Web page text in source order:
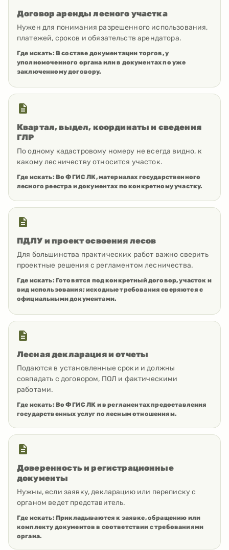
Договор аренды лесного участка
Нужен для понимания разрешенного использования,
платежей, сроков и обязательств арендатора.
Где искать: В составе документации торгов, у
уполномоченного органа или в документах по уже
заключенному договору.
Квартал, выдел, координаты и сведения
ГЛР
По одному кадастровому номеру не всегда видно, к
какому лесничеству относится участок.
Где искать: Во ФГИС ЛК, материалах государственного
лесного реестра и документах по конкретному участку.
ПДЛУ и проект освоения лесов
Для большинства практических работ важно сверить
проектные решения с регламентом лесничества.
Где искать: Готовятся под конкретный договор, участок и
вид использования; исходные требования сверяются с
официальными документами.
Лесная декларация и отчеты
Подаются в установленные сроки и должны
совпадать с договором, ПОЛ и фактическими
работами.
Где искать: Во ФГИС ЛК и в регламентах предоставления
государственных услуг по лесным отношениям.
Доверенность и регистрационные
документы
Нужны, если заявку, декларацию или переписку с
органом ведет представитель.
Где искать: Прикладываются к заявке, обращению или
комплекту документов в соответствии с требованиями
органа.